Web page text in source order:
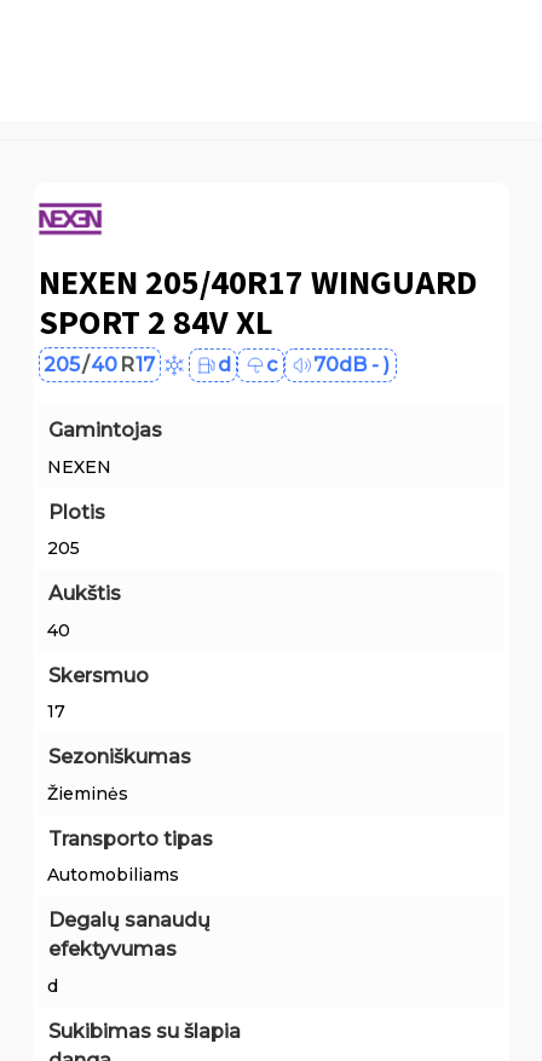
NEXEN 205/40R17 WINGUARD
SPORT 2 84V XL
205/40 R17 d c 70dB - )
Gamintojas
NEXEN
Plotis
205
Aukštis
40
Skersmuo
17
Sezoniškumas
Žieminės
Transporto tipas
Automobiliams
Degalų sanaudų
efektyvumas
d
Sukibimas su šlapia